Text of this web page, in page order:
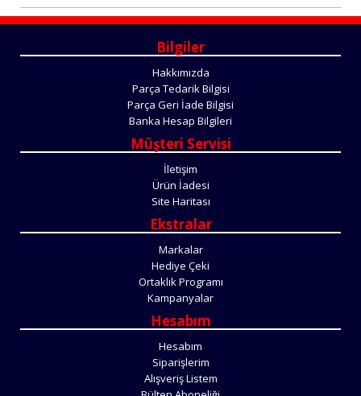
Bilgiler
Hakkımızda
Parça Tedarik Bilgisi
Parça Geri İade Bilgisi
Banka Hesap Bilgileri
Müşteri Servisi
İletişim
Ürün İadesi
Site Haritası
Ekstralar
Markalar
Hediye Çeki
Ortaklık Programı
Kampanyalar
Hesabım
Hesabım
Siparişlerim
Alışveriş Listem